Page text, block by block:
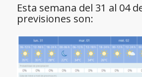
Esta semana del 31 al 04
previsiones son: